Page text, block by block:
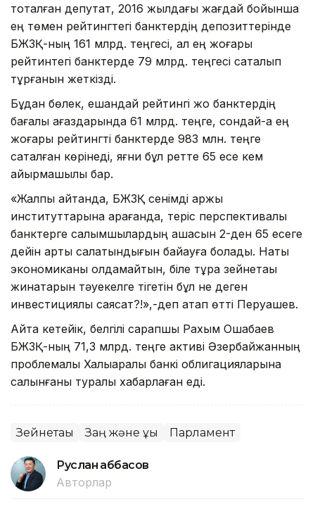
тоқталған депутат, 2016 жылдағы жағдай бойынша
ең төмен рейтингтегі банктердің депозиттерінде
БЖЗҚ-ның 161 млрд. теңгесі, ал ең жоғары
рейтинтегі банктерде 79 млрд. теңгесі сақталып
тұрғанын жеткізді.
Бұдан бөлек, ешқандай рейтингі жоқ банктердің
бағалы қағаздарында 61 млрд. теңге, сондай-ақ ең
жоғары рейтингті банктерде 983 млн. теңге
сақталған көрінеді, яғни бұл ретте 65 есе кем
айырмашылық бар.
«Жалпы айтқанда, БЖЗҚ сенімді қаржы
институттарына қарағанда, теріс перспективалы
банктерге салымшылардың ақшасын 2-ден 65 есеге
дейін артық салатындығын байқауға болады. Нақты
экономиканы қолдамайтын, біле тұра зейнетақы
жинақтарын тәуекелге тігетін бұл не деген
инвестициялық саясат?!»,-деп атап өтті Перуашев.
Айта кетейік, белгілі сарапшы Рахым Ошақбаев
БЖЗҚ-ның 71,3 млрд. теңге активі Әзербайжанның
проблемалық Халықаралық банкі облигацияларына
салынғаны туралы хабарлаған еді.
Зейнетақы Заң және құқық Парламент
Руслан Ғаббасов
Авторлар